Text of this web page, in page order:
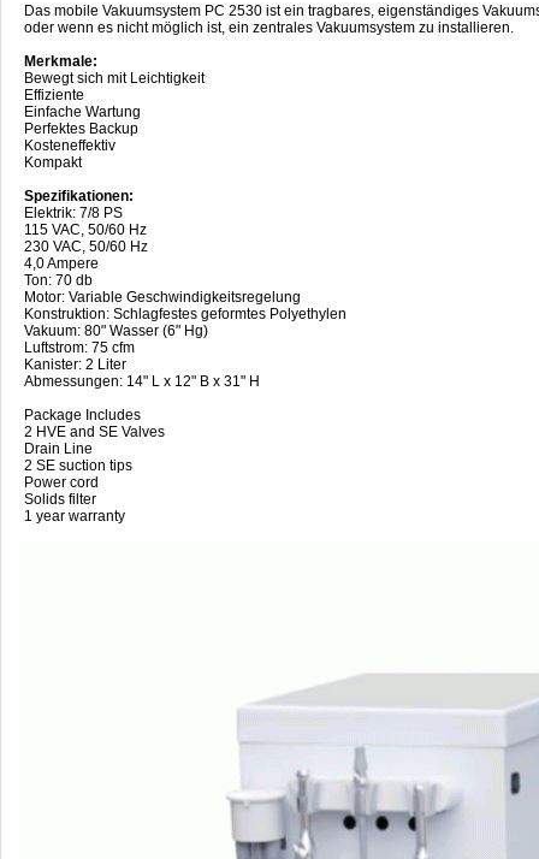
Das mobile Vakuumsystem PC 2530 ist ein tragbares, eigenständiges
oder wenn es nicht möglich ist, ein zentrales Vakuumsystem zu installieren.
Merkmale:
Bewegt sich mit Leichtigkeit
Effiziente
Einfache Wartung
Perfektes Backup
Kosteneffektiv
Kompakt
Spezifikationen:
Elektrik: 7/8 PS
115 VAC, 50/60 Hz
230 VAC, 50/60 Hz
4,0 Ampere
Ton: 70 db
Motor: Variable Geschwindigkeitsregelung
Konstruktion: Schlagfestes geformtes Polyethylen
Vakuum: 80" Wasser (6" Hg)
Luftstrom: 75 cfm
Kanister: 2 Liter
Abmessungen: 14" L x 12" B x 31" H
Package Includes
2 HVE and SE Valves
Drain Line
2 SE suction tips
Power cord
Solids filter
1 year warranty